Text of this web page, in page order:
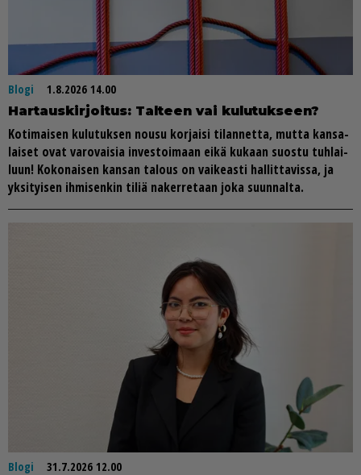
Blogi
1.8.2026 14.00
Har­taus­kir­joi­tus: Tal­teen vai ku­lu­tuk­seen?
Ko­ti­mai­sen ku­lu­tuk­sen nou­su kor­jai­si ti­lan­net­ta, mut­ta kan­sa­
lai­set ovat va­ro­vai­sia in­ves­toi­maan ei­kä ku­kaan suos­tu tuh­lai­
luun! Ko­ko­nai­sen kan­san ta­lous on vai­ke­as­ti hal­lit­ta­vis­sa, ja
yk­si­tyi­sen ih­mi­sen­kin ti­liä na­ker­re­taan joka suun­nal­ta.
Blogi
31.7.2026 12.00